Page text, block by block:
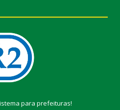
para prefeituras!